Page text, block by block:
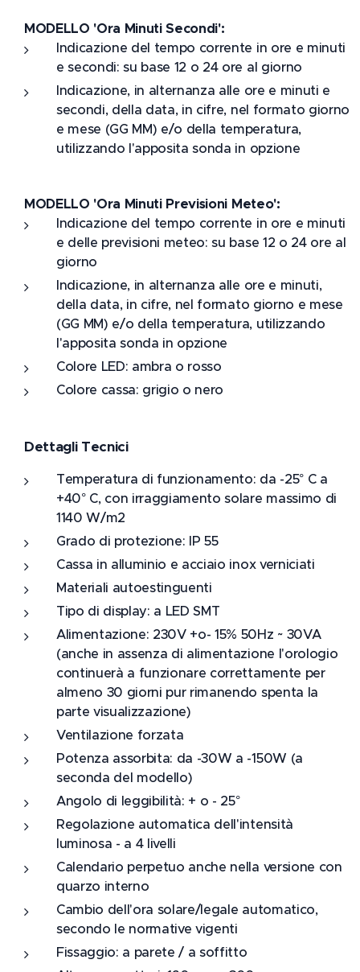
MODELLO 'Ora Minuti Secondi':
Indicazione del tempo corrente in ore e minuti
e secondi: su base 12 o 24 ore al giorno
Indicazione, in alternanza alle ore e minuti e
secondi, della data, in cifre, nel formato giorno
e mese (GG MM) e/o della temperatura,
utilizzando l'apposita sonda in opzione
MODELLO 'Ora Minuti Previsioni Meteo':
Indicazione del tempo corrente in ore e minuti
e delle previsioni meteo: su base 12 o 24 ore al
giorno
Indicazione, in alternanza alle ore e minuti,
della data, in cifre, nel formato giorno e mese
(GG MM) e/o della temperatura, utilizzando
l'apposita sonda in opzione
Colore LED: ambra o rosso
Colore cassa: grigio o nero
Dettagli Tecnici
Temperatura di funzionamento: da -25° C a
+40° C, con irraggiamento solare massimo di
1140 W/m2
Grado di protezione: IP 55
Cassa in alluminio e acciaio inox verniciati
Materiali autoestinguenti
Tipo di display: a LED SMT
Alimentazione: 230V +o- 15% 50Hz ~ 30VA
(anche in assenza di alimentazione l'orologio
continuerà a funzionare correttamente per
almeno 30 giorni pur rimanendo spenta la
parte visualizzazione)
Ventilazione forzata
Potenza assorbita: da -30W a -150W (a
seconda del modello)
Angolo di leggibilità: + o - 25°
Regolazione automatica dell'intensità
luminosa - a 4 livelli
Calendario perpetuo anche nella versione con
quarzo interno
Cambio dell'ora solare/legale automatico,
secondo le normative vigenti
Fissaggio: a parete / a soffitto